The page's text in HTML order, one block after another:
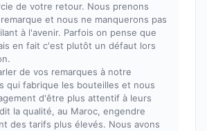
de votre retour. Nous prenons
et nous ne manquerons pas
à l'avenir. Parfois on pense que
en fait c'est plutôt un défaut lors
de vos remarques à notre
qui fabrique les bouteilles et nous
d'être plus attentif à leurs
la qualité, au Maroc, engendre
des tarifs plus élevés. Nous avons